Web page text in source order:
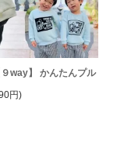
way】 かんたんプル
円)